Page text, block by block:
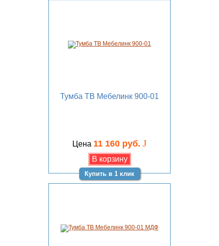
Тумба ТВ Мебелинк 900-01
Цена 11 160 руб. J
Купить в 1 клик